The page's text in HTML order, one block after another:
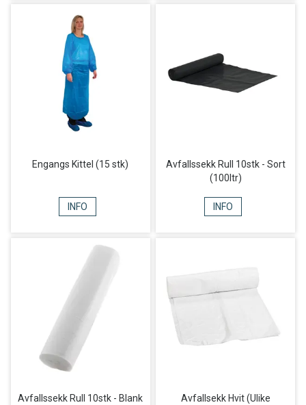
Engangs Kittel (15 stk)
INFO
Avfallssekk Rull 10stk - Sort
(100ltr)
INFO
Avfallssekk Rull 10stk - Blank
Avfallsekk Hvit (Ulike